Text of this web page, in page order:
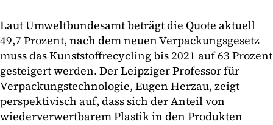
Laut Umweltbundesamt beträgt die Quote aktuell
49,7 Prozent, nach dem neuen Verpackungsgesetz
muss das Kunststoffrecycling bis 2021 auf 63 Prozent
gesteigert werden. Der Leipziger Professor für
Verpackungstechnologie, Eugen Herzau, zeigt
perspektivisch auf, dass sich der Anteil von
wiederverwertbarem Plastik in den Produkten